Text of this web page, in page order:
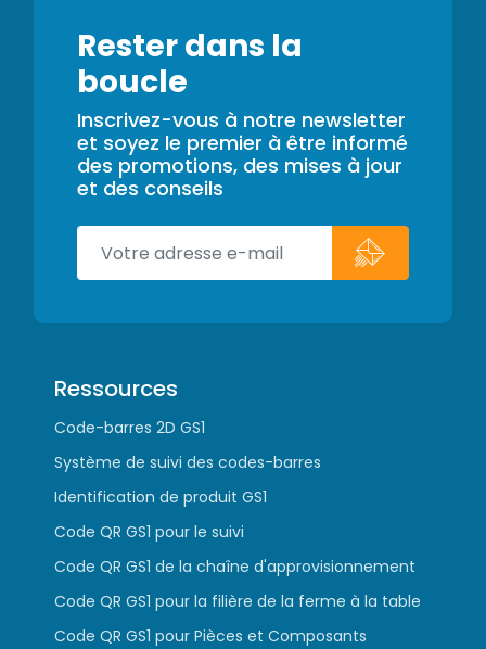
Rester dans la
boucle
Inscrivez-vous à notre newsletter
et soyez le premier à être informé
des promotions, des mises à jour
et des conseils
Ressources
Code-barres 2D GS1
Système de suivi des codes-barres
Identification de produit GS1
Code QR GS1 pour le suivi
Code QR GS1 de la chaîne d'approvisionnement
Code QR GS1 pour la filière de la ferme à la table
Code QR GS1 pour Pièces et Composants